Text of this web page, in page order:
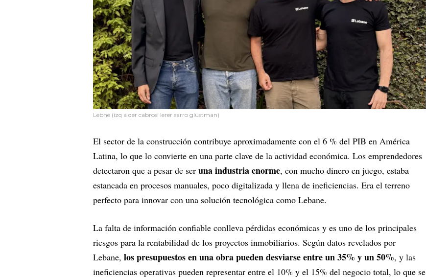
Lebne (izq a der cabrosi lerer sarro glustman)
El sector de la construcción contribuye aproximadamente con el 6 % del PIB en América
Latina, lo que lo convierte en una parte clave de la actividad económica. Los emprendedores
detectaron que a pesar de ser una industria enorme, con mucho dinero en juego, estaba
estancada en procesos manuales, poco digitalizada y llena de ineficiencias. Era el terreno
perfecto para innovar con una solución tecnológica como Lebane.
La falta de información confiable conlleva pérdidas económicas y es uno de los principales
riesgos para la rentabilidad de los proyectos inmobiliarios. Según datos revelados por
Lebane, los presupuestos en una obra pueden desviarse entre un 35% y un 50%, y las
ineficiencias operativas pueden representar entre el 10% y el 15% del negocio total, lo que se